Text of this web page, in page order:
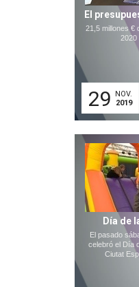
El
21,5 millones €
2020
29
NOV.
2019
Día de
El pasado
celebró el Día
Ciutat